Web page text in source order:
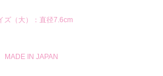
ズ（大）：直径7.6cm
MADE IN JAPAN